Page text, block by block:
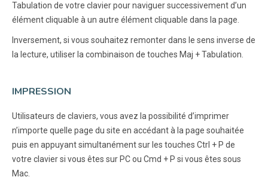
Tabulation de votre clavier pour naviguer successivement d’un
élément cliquable à un autre élément cliquable dans la page.
Inversement, si vous souhaitez remonter dans le sens inverse de
la lecture, utiliser la combinaison de touches Maj + Tabulation.
IMPRESSION
Utilisateurs de claviers, vous avez la possibilité d’imprimer
n’importe quelle page du site en accédant à la page souhaitée
puis en appuyant simultanément sur les touches Ctrl + P de
votre clavier si vous êtes sur PC ou Cmd + P si vous êtes sous
Mac.